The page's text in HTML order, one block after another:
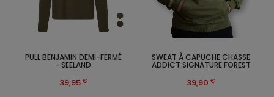
PULL BENJAMIN DEMI-FERMÉ
- SEELAND
39,95 €
SWEAT À CAPUCHE CHASSE
ADDICT SIGNATURE FOREST
39,90 €